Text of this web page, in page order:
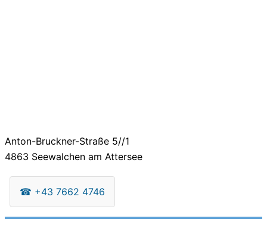
Anton-Bruckner-Straße 5//1
4863 Seewalchen am Attersee
☎ +43 7662 4746